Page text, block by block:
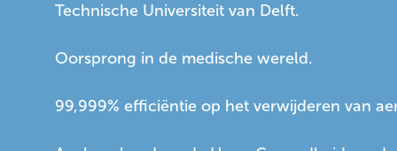
Technische Universiteit van Delft.
Oorsprong in de medische wereld.
99,999% efficiëntie op het verwijderen van